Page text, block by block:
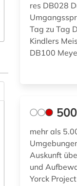
res DB028
Tag zu Tag
Kindlers
DB100
mehr als
Auskunft
und
Yorck